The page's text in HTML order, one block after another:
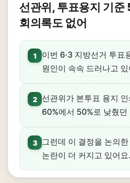
선관위, 투표용지 기
회의록도 없어
1
이번 6·3 지방선거 투표
원인이 속속 드러나고
2 선관위가 본투표 용지
60%에서 50%로 낮췄던
3
그런데 이 결정을 논의
논란이 더 커지고 있어요.